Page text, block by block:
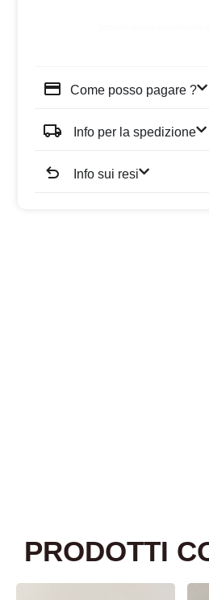
Come posso pagare ?
Info per la spedizione
Info sui resi
PRODOTTI